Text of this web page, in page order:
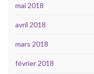
mai 2018
avril 2018
mars 2018
février 2018